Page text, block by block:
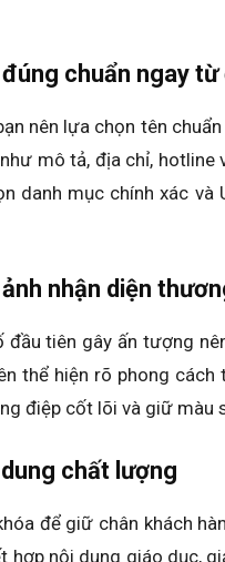
chuẩn ngay từ
nên lựa chọn tên
mô tả, địa chỉ,
danh mục chính xác
nhận diện
đầu tiên gây ấn tượng
thể hiện rõ phong
điệp cốt lõi và giữ màu
chất lượng
để giữ chân khách
hợp nội dung giáo dục,